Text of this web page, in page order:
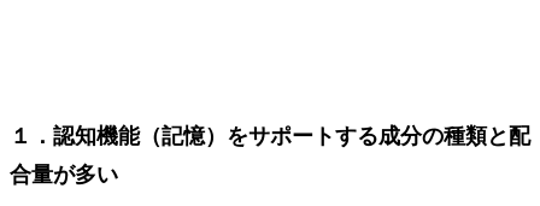
１．認知機能（記憶）をサポートする成分の種類と配
合量が多い